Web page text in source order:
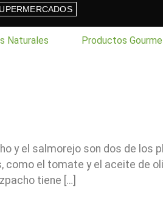
Naturales Productos
y el salmorejo son dos de los
el tomate y el aceite de
tiene […]